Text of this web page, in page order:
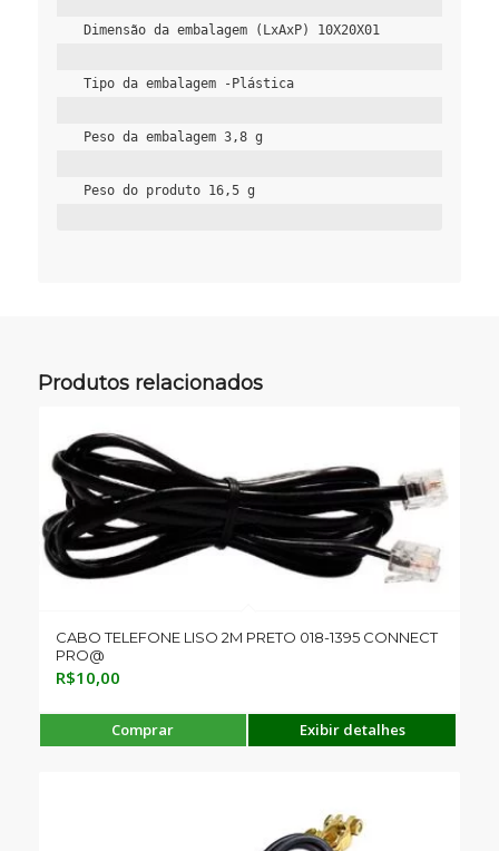
Dimensão da embalagem (LxAxP) 10X20X01
Tipo da embalagem -Plástica
Peso da embalagem 3,8 g
Peso do produto 16,5 g
Produtos relacionados
CABO TELEFONE LISO 2M PRETO 018-1395 CONNECT
PRO@
R$10,00
Comprar Exibir detalhes